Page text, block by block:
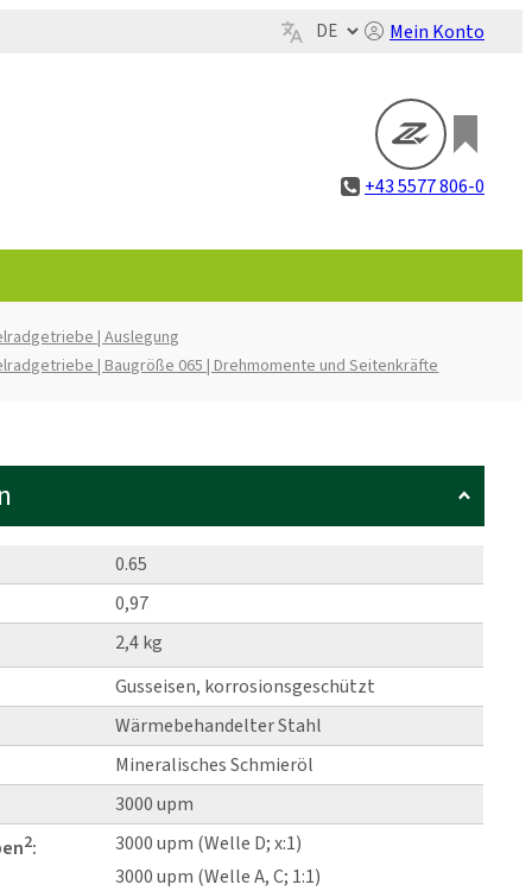
Mein Konto
+43 5577 806-0
| Auslegung
| Baugröße 065 | Drehmomente und Seitenkräfte
0.65
0,97
2,4 kg
Gusseisen, korrosionsgeschützt
Wärmebehandelter Stahl
Mineralisches Schmieröl
3000 upm
2:
3000 upm (Welle D; x:1)
3000 upm (Welle A, C; 1:1)